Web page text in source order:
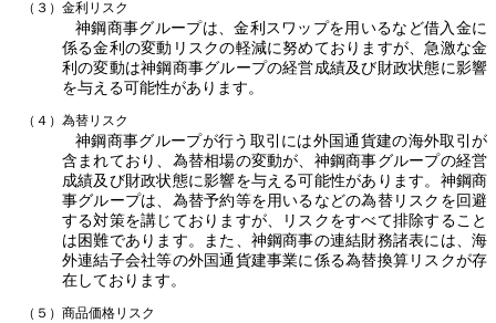
（３）金利リスク
神鋼商事グループは、金利スワップを用いるなど借入金に
係る金利の変動リスクの軽減に努めておりますが、急激な金
利の変動は神鋼商事グループの経営成績及び財政状態に影響
を与える可能性があります。
（４）為替リスク
神鋼商事グループが行う取引には外国通貨建の海外取引が
含まれており、為替相場の変動が、神鋼商事グループの経営
成績及び財政状態に影響を与える可能性があります。神鋼商
事グループは、為替予約等を用いるなどの為替リスクを回避
する対策を講じておりますが、リスクをすべて排除すること
は困難であります。また、神鋼商事の連結財務諸表には、海
外連結子会社等の外国通貨建事業に係る為替換算リスクが存
在しております。
（５）商品価格リスク